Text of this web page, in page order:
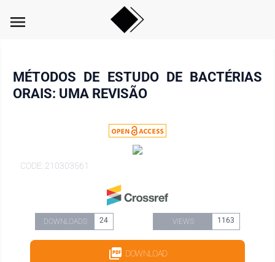
menu
MÉTODOS DE ESTUDO DE BACTÉRIAS
ORAIS: UMA REVISÃO
CODE: 210303561
DOWNLOADS 24 VIEWS 1163
DOWNLOAD